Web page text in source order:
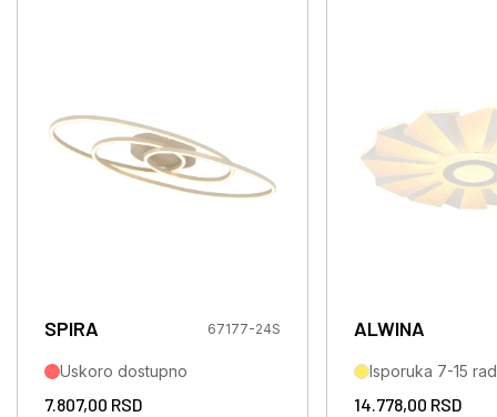
SPIRA 67177-24S
Uskoro dostupno
7.807,00 RSD
ALWINA
Isporuka 7-15
14.778,00 RSD